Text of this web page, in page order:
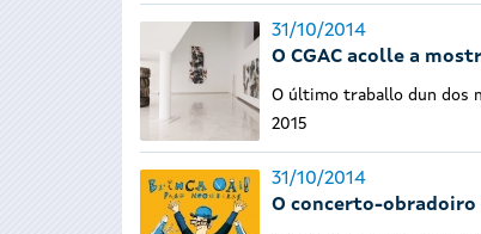
31/10/2014
O CGAC acolle a
O último traballo dun dos
2015
31/10/2014
O concerto-obradoiro